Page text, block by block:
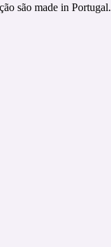
são made in Portugal.